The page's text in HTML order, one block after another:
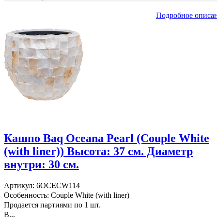
Подробное
Кашпо Baq Oceana Pearl (Couple White
(with liner)) Высота: 37 см. Диаметр
внутри: 30 см.
Артикул: 6OCECW114
Особенность: Couple White (with liner)
Продается партиями по 1 шт.
В...